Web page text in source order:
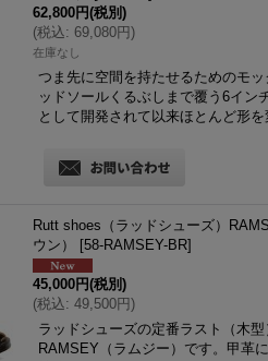
62,800円(税別)
(税込: 69,080円)
在庫なし
つま先に空間を持たせるためのモ
ッドソールくるぶしまで覆う6イン
として開発されて以来ほとんど形
Rutt shoes（ラッドシューズ）
ウン）
[58-RAMSEY-BR]
45,000円(税別)
(税込: 49,500円)
ラッドシューズの定番ラスト（木
RAMSEY（ラムジー）です。甲革